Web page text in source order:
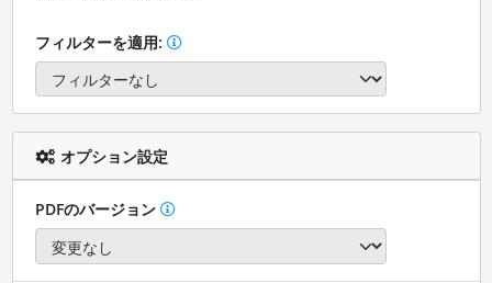
フィルターを適用:
オプション設定
PDFのバージョン